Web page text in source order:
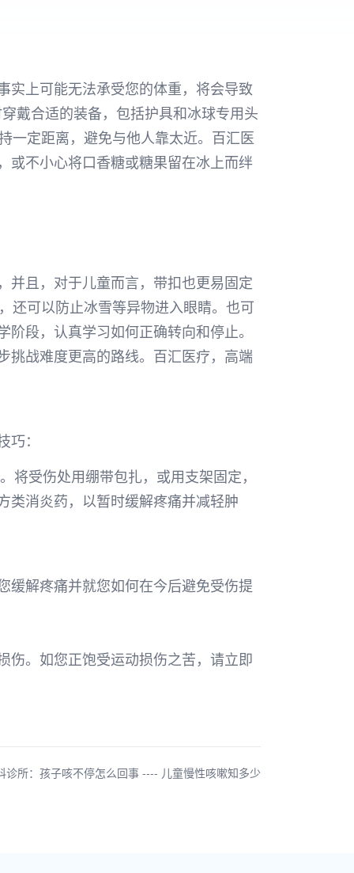
实上可能无法承受您的体重，将会导致
合适的装备，包括护具和冰球专用头
定距离，避免与他人靠太近。百汇医
或不小心将口香糖或糖果留在冰上而绊
并且，对于儿童而言，带扣也更易固定
可以防止冰雪等异物进入眼睛。也可
段，认真学习如何正确转向和停止。
挑战难度更高的路线。百汇医疗，高端
：
受伤处用绷带包扎，或用支架固定，
类消炎药，以暂时缓解疼痛并减轻肿
缓解疼痛并就您如何在今后避免受伤提
伤。如您正饱受运动损伤之苦，请立即
诊所：孩子咳不停怎么回事 ---- 儿童慢性咳嗽知多少